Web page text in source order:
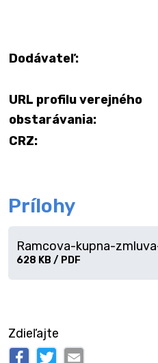
Dodávateľ:
URL profilu verejného
obstarávania:
CRZ:
Prílohy
Stiahnuť
Ramcova-kupna-
628 KB / PDF
Zdieľajte